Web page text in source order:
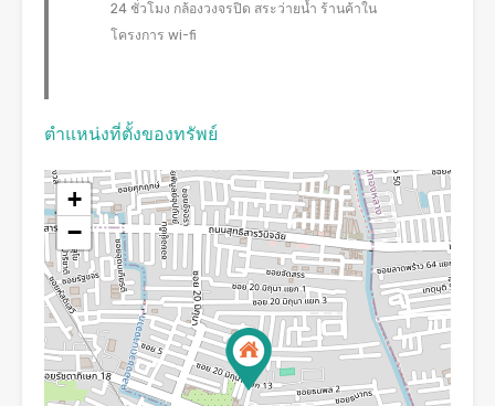
24 ชั่วโมง กล้องวงจรปิด สระว่ายน้ำ ร้านค้าใน
โครงการ wi-fi
ตำแหน่งที่ตั้งของทรัพย์
+
−